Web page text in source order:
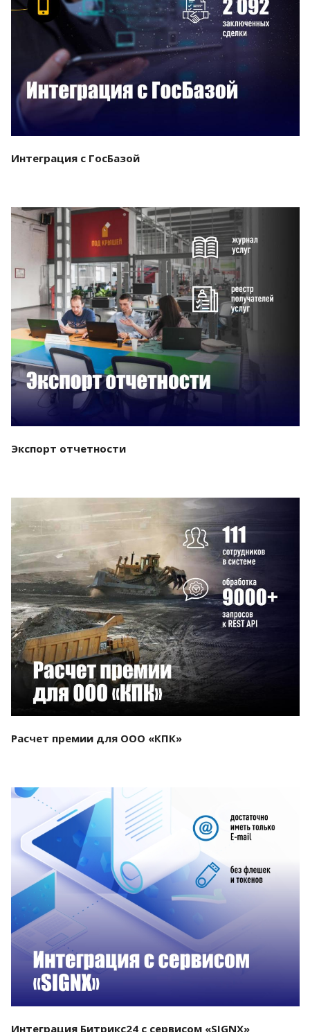
Смотреть проект
Интеграция с ГосБазой
Смотреть проект
Экспорт отчетности
Смотреть проект
Расчет премии для ООО «КПК»
Смотреть проект
Интеграция Битрикс24 с сервисом «SIGNX»